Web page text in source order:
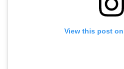
View this post